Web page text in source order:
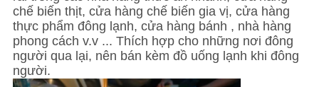
POLICY
chế biến thịt, cửa hàng chế biến gia vị, cửa hàng
thực phẩm đông lạnh, cửa hàng bánh , nhà hàng
phong cách v.v ... Thích hợp cho những nơi đông
người qua lại, nên bán kèm đồ uống lạnh khi đông
người.